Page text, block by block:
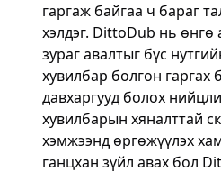
гаргаж байгаа ч бараг
хэлдэг. DittoDub нь өнгө
зураг авалтыг бүс
хувилбар болгон
давхаргууд болох
хувилбарын хяналттай
хэмжээнд өргөжүүлэх
ганцхан зүйл авах бол